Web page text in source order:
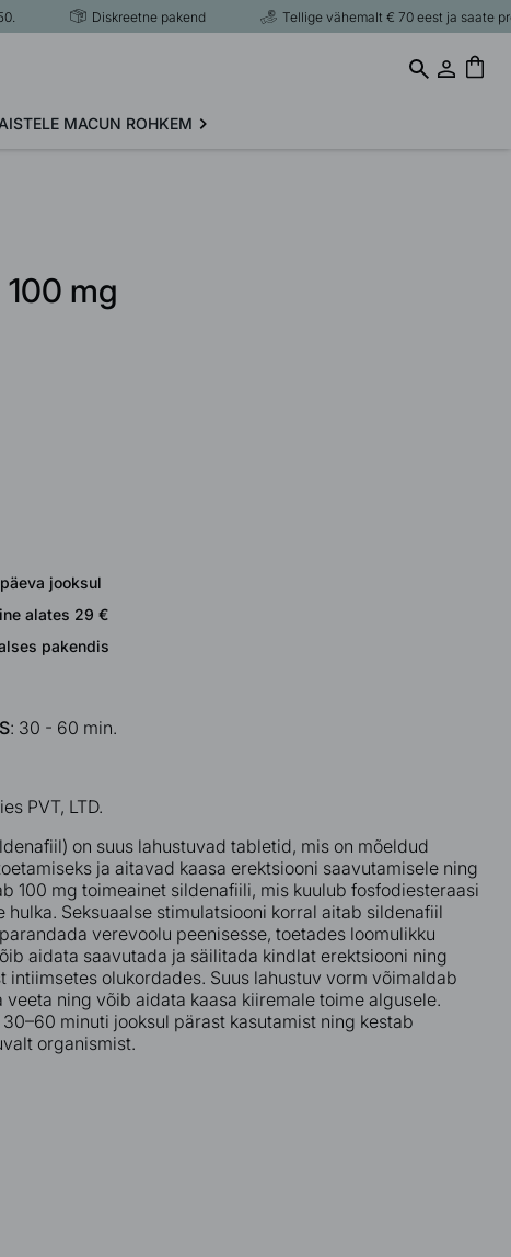
Diskreetne pakend Tellige vähemalt € 70 eest ja saate
MACUN ROHKEM
mg
jooksul
alates 29 €
pakendis
: 30 - 60 min.
PVT, LTD.
on suus lahustuvad tabletid, mis on mõeldud
ja aitavad kaasa erektsiooni saavutamisele ning
100 mg toimeainet sildenafiili, mis kuulub fosfodiesteraasi
hulka. Seksuaalse stimulatsiooni korral aitab sildenafiil
verevoolu peenisesse, toetades loomulikku
aidata saavutada ja säilitada kindlat erektsiooni ning
intiimsetes olukordades. Suus lahustuv vorm võimaldab
ning võib aidata kaasa kiiremale toime algusele.
minuti jooksul pärast kasutamist ning kestab
organismist.